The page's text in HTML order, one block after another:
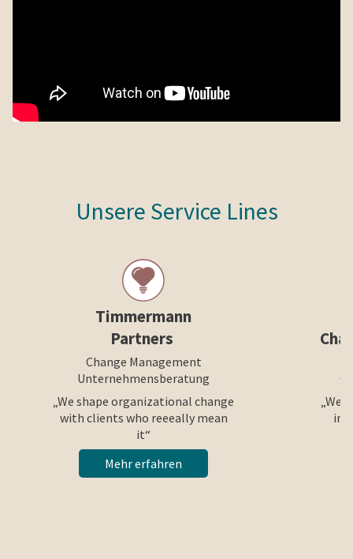
Unsere Service Lines
Timmermann
Partners
Change Management
Unternehmensberatung
„We shape organizational change
with clients who reeeally mean
it“
Mehr erfahren
„We